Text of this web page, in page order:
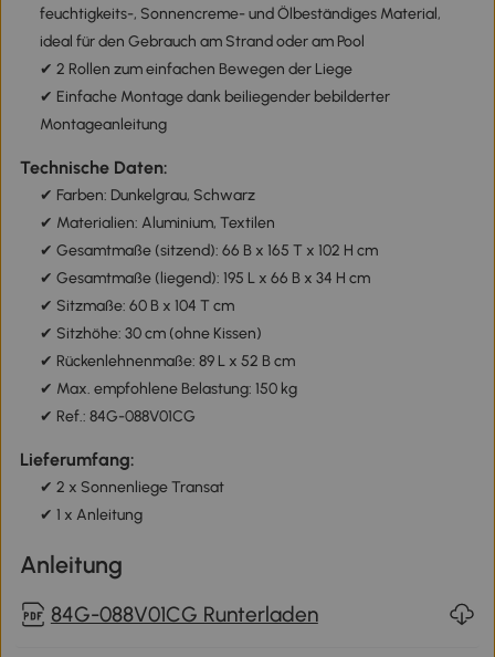
feuchtigkeits-, Sonnencreme- und Ölbeständiges Material,
ideal für den Gebrauch am Strand oder am Pool
✔ 2 Rollen zum einfachen Bewegen der Liege
✔ Einfache Montage dank beiliegender bebilderter
Montageanleitung
Technische Daten:
✔ Farben: Dunkelgrau, Schwarz
✔ Materialien: Aluminium, Textilen
✔ Gesamtmaße (sitzend): 66 B x 165 T x 102 H cm
✔ Gesamtmaße (liegend): 195 L x 66 B x 34 H cm
✔ Sitzmaße: 60 B x 104 T cm
✔ Sitzhöhe: 30 cm (ohne Kissen)
✔ Rückenlehnenmaße: 89 L x 52 B cm
✔ Max. empfohlene Belastung: 150 kg
✔ Ref.: 84G-088V01CG
Lieferumfang:
✔ 2 x Sonnenliege Transat
✔ 1 x Anleitung
Anleitung
84G-088V01CG Runterladen